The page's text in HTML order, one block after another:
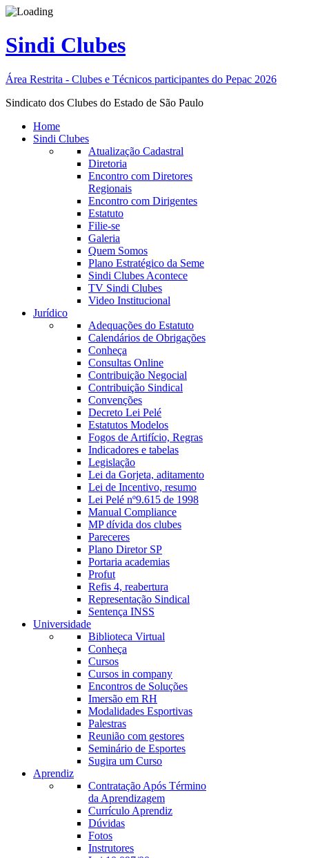
Sindi Clubes
Área Restrita - Clubes e Técnicos participantes do Pepac 2026
Sindicato dos Clubes do Estado de São Paulo
Home
Sindi Clubes
Atualização Cadastral
Diretoria
Encontro com Diretores
Regionais
Encontro com Dirigentes
Estatuto
Filie-se
Galeria
Quem Somos
Plano Estratégico da Seme
Sindi Clubes Acontece
TV Sindi Clubes
Video Institucional
Jurídico
Adequações do Estatuto
Calendários de Obrigações
Conheça
Consultas Online
Contribuição Negocial
Contribuição Sindical
Convenções
Decreto Lei Pelé
Estatutos Modelos
Fogos de Artifício, Regras
Indicadores e tabelas
Legislação
Lei da Gorjeta, aditamento
Lei de Incentivo, resumo
Lei Pelé nº9.615 de 1998
Manual Compliance
MP dívida dos clubes
Pareceres
Plano Diretor SP
Portaria academias
Profut
Refis 4, reabertura
Representação Sindical
Sentença INSS
Universidade
Biblioteca Virtual
Conheça
Cursos
Cursos in company
Encontros de Soluções
Imersão em RH
Modalidades Esportivas
Palestras
Reunião com gestores
Seminário de Esportes
Sugira um Curso
Aprendiz
Contratação Após Término
da Aprendizagem
Currículo Aprendiz
Dúvidas
Fotos
Instrutores